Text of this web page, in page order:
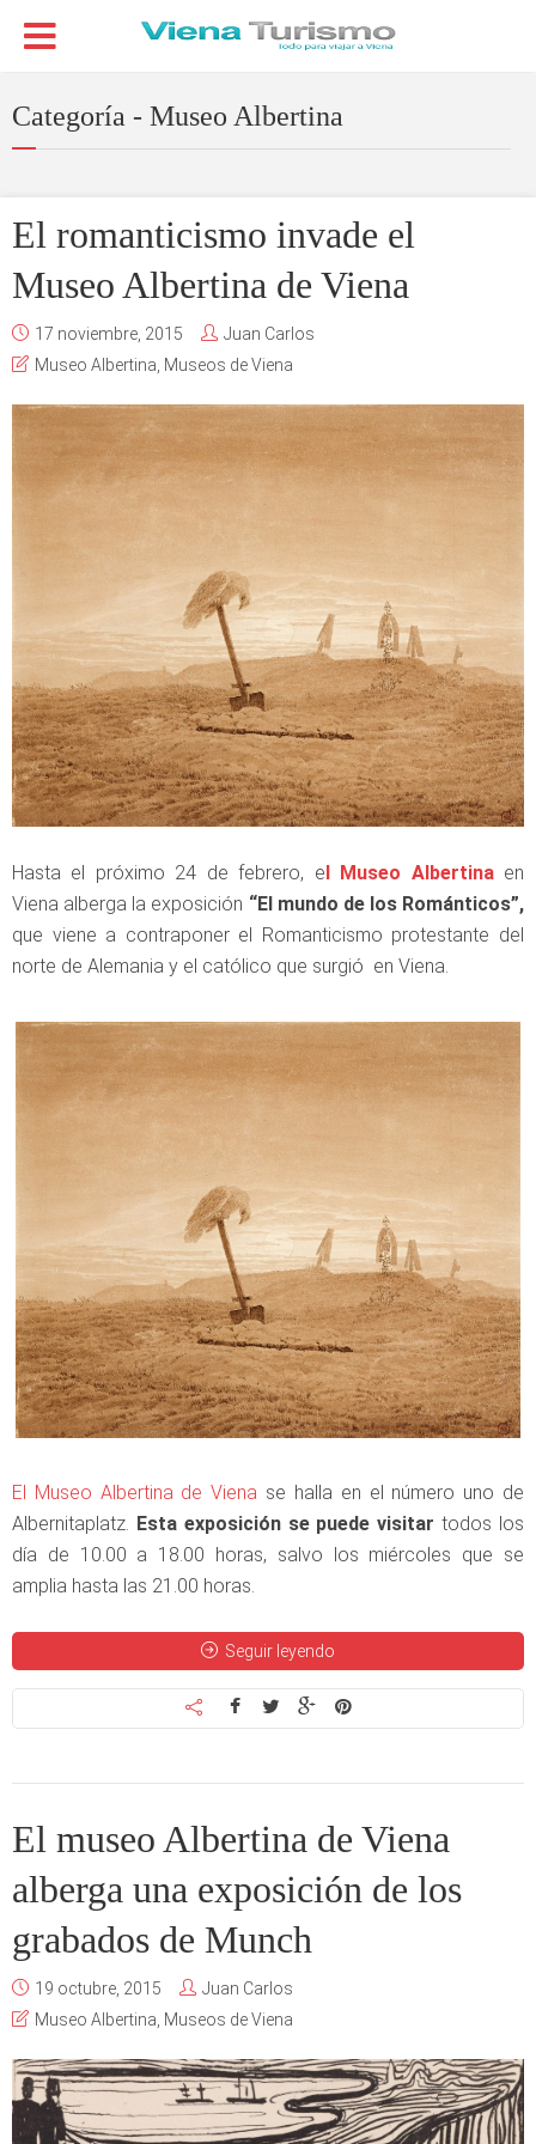
Categoría - Museo Albertina
El romanticismo invade el
Museo Albertina de Viena
17 noviembre, 2015
Juan Carlos
Museo Albertina Museos de Viena
Hasta el próximo 24 de febrero, el Museo Albertinaen
Viena alberga la exposición “El mundo de los Románticos”,
que viene a contraponer el Romanticismo protestante del
norte de Alemania y el católico que surgió en Viena.
El Museo Albertina de Viena se halla en el número uno de
Albernitaplatz. Esta exposición se puede visitar todos los
día de 10.00 a 18.00 horas, salvo los miércoles que se
amplia hasta las 21.00 horas.
Seguir leyendo
El museo Albertina de Viena
alberga una exposición de los
grabados de Munch
19 octubre, 2015
Juan Carlos
Museo Albertina Museos de Viena